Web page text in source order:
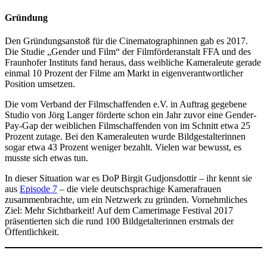
Gründung
Den Gründungsanstoß für die Cinematographinnen gab es 2017.
Die Studie „Gender und Film“ der Filmförderanstalt FFA und des
Fraunhofer Instituts fand heraus, dass weibliche Kameraleute gerade
einmal 10 Prozent der Filme am Markt in eigenverantwortlicher
Position umsetzen.
Die vom Verband der Filmschaffenden e.V. in Auftrag gegebene
Studio von Jörg Langer förderte schon ein Jahr zuvor eine Gender-
Pay-Gap der weiblichen Filmschaffenden von im Schnitt etwa 25
Prozent zutage. Bei den Kameraleuten wurde Bildgestalterinnen
sogar etwa 43 Prozent weniger bezahlt. Vielen war bewusst, es
musste sich etwas tun.
In dieser Situation war es DoP Birgit Gudjonsdottir – ihr kennt sie
aus Episode 7 – die viele deutschsprachige Kamerafrauen
zusammenbrachte, um ein Netzwerk zu gründen. Vornehmliches
Ziel: Mehr Sichtbarkeit! Auf dem Camerimage Festival 2017
präsentierten sich die rund 100 Bildgetalterinnen erstmals der
Öffentlichkeit.